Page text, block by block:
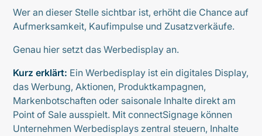
Wer an dieser Stelle sichtbar ist, erhöht die Chance auf
Aufmerksamkeit, Kaufimpulse und Zusatzverkäufe.
Genau hier setzt das Werbedisplay an.
Kurz erklärt: Ein Werbedisplay ist ein digitales Display,
das Werbung, Aktionen, Produktkampagnen,
Markenbotschaften oder saisonale Inhalte direkt am
Point of Sale ausspielt. Mit connectSignage können
Unternehmen Werbedisplays zentral steuern, Inhalte